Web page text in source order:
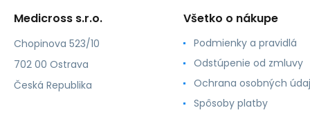
Medicross s.r.o.
Chopinova 523/10
702 00 Ostrava
Česká Republika
Všetko o nákupe
Podmienky a pravidlá
Odstúpenie od zmluvy
Ochrana osobných
Spôsoby platby